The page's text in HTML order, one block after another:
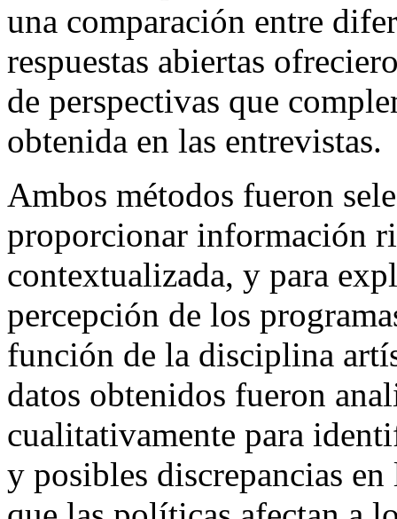
una comparación entre
respuestas abiertas
de perspectivas que
obtenida en las entrevistas.
Ambos métodos fueron
proporcionar información
contextualizada, y para
percepción de los
función de la disciplina
datos obtenidos fueron
cualitativamente para
y posibles discrepancias en